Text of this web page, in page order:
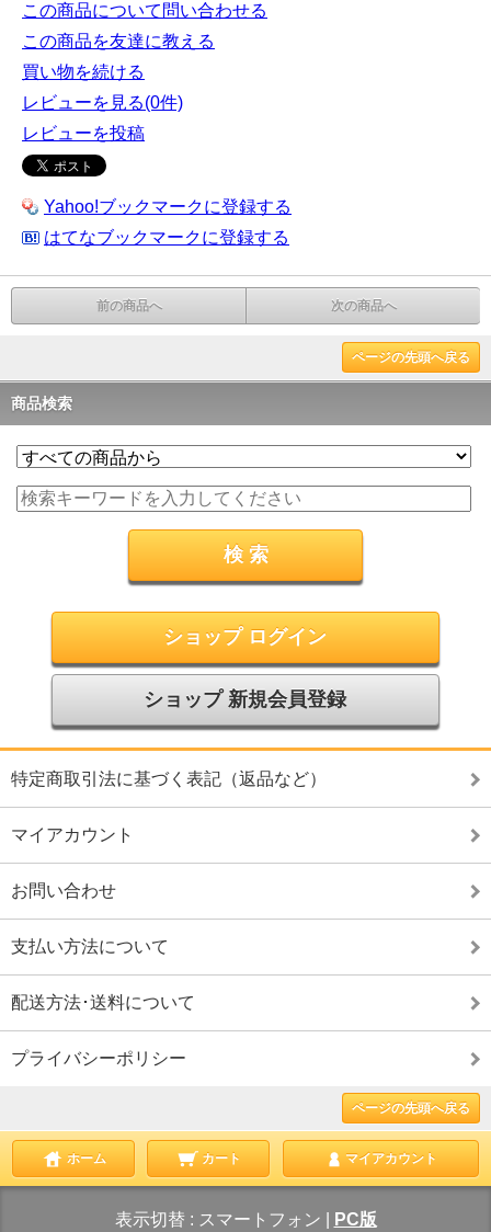
この商品について問い合わせる
この商品を友達に教える
買い物を続ける
レビューを見る(0件)
レビューを投稿
Yahoo!ブックマークに登録する
はてなブックマークに登録する
前の商品へ 次の商品へ
ページの先頭へ戻る
商品検索
ショップ ログイン
ショップ 新規会員登録
特定商取引法に基づく表記（返品など）
マイアカウント
お問い合わせ
支払い方法について
配送方法･送料について
プライバシーポリシー
ページの先頭へ戻る
ホーム カート マイアカウント
表示切替 : スマートフォン PC版